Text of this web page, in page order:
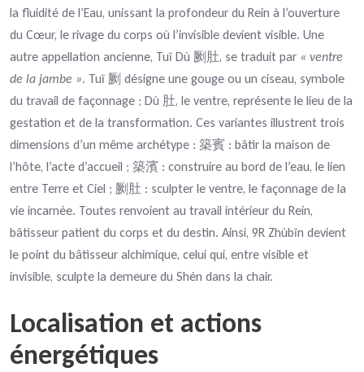
la fluidité de l’Eau, unissant la profondeur du Rein à l’ouverture
du Cœur, le rivage du corps où l’invisible devient visible. Une
autre appellation ancienne, Tuī Dù 劂肚, se traduit par « ventre
de la jambe ». Tuī 劂 désigne une gouge ou un ciseau, symbole
du travail de façonnage ; Dù 肚, le ventre, représente le lieu de la
gestation et de la transformation. Ces variantes illustrent trois
dimensions d’un même archétype : 築賓 : bâtir la maison de
l’hôte, l’acte d’accueil ; 築濱 : construire au bord de l’eau, le lien
entre Terre et Ciel ; 劂肚 : sculpter le ventre, le façonnage de la
vie incarnée. Toutes renvoient au travail intérieur du Rein,
bâtisseur patient du corps et du destin. Ainsi, 9R Zhùbīn devient
le point du bâtisseur alchimique, celui qui, entre visible et
invisible, sculpte la demeure du Shén dans la chair.
Localisation et actions
énergétiques